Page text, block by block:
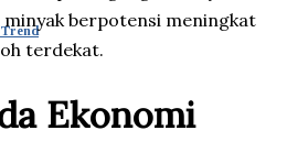
berpotensi meningkat
terdekat.
Ekonomi